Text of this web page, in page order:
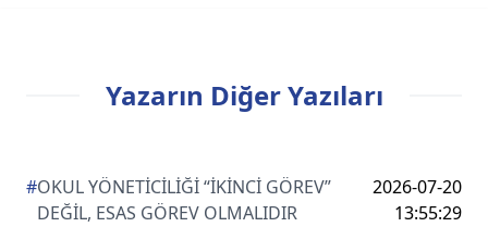
Yazarın Diğer Yazıları
#OKUL YÖNETİCİLİĞİ “İKİNCİ GÖREV”
DEĞİL, ESAS GÖREV OLMALIDIR
2026-07-20
13:55:29